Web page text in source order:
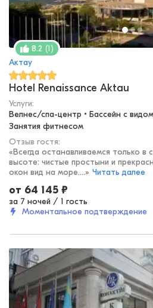
8.2 (1)
Актау
Hotel Renaissance Aktau
Услуги:
Велнес/спа-центр • Бассейн с
Занятия фитнесом
Отзыв гостя:
«Всегда останавливаемся только
высоте: чистые простыни и
окон вид на море....» Читать далее
от 64 145 ₽
за 7 ночей / 1 гость
Моментальное подтверждение